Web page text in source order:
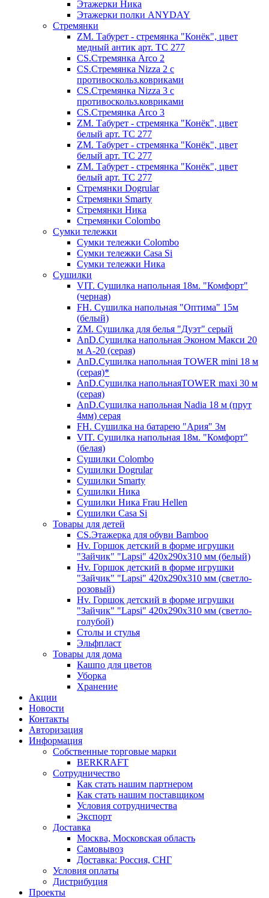
Этажерки Ника
Этажерки полки ANYDAY
Стремянки
ZM. Табурет - стремянка "Конёк", цвет
медный антик арт. ТС 277
CS.Стремянка Arco 2
CS.Стремянка Nizza 2 с
противоскольз.ковриками
CS.Стремянка Nizza 3 с
противоскольз.ковриками
CS.Стремянка Arco 3
ZM. Табурет - стремянка "Конёк", цвет
белый арт. ТС 277
ZM. Табурет - стремянка "Конёк", цвет
белый арт. ТС 277
ZM. Табурет - стремянка "Конёк", цвет
белый арт. ТС 277
Стремянки Dogrular
Стремянки Smarty
Стремянки Ника
Стремянки Сolombo
Сумки тележки
Сумки тележки Colombo
Сумки тележки Сasa Si
Сумки тележки Ника
Сушилки
VIT. Сушилка напольная 18м. "Комфорт"
(черная)
FH. Сушилка напольная "Оптима" 15м
(белый)
ZM. Сушилка для белья "Дуэт" серый
AnD.Сушилка напольная Эконом Макси 20
м А-20 (серая)
AnD.Сушилка напольная TOWER mini 18 м
(серая)*
AnD.Сушилка напольнаяTOWER maxi 30 м
(серая)
AnD.Сушилка напольная Nadia 18 м (прут
4мм) серая
FH. Сушилка на батарею "Ария" 3м
VIT. Сушилка напольная 18м. "Комфорт"
(белая)
Cушилки Colombo
Сушилки Dogrular
Сушилки Smarty
Сушилки Ника
Сушилки Ника Frau Hellen
Сушилки Сasa Si
Товары для детей
CS.Этажерка для обуви Bamboo
Hv. Горшок детский в форме игрушки
"Зайчик" "Lapsi" 420х290х310 мм (белый)
Hv. Горшок детский в форме игрушки
"Зайчик" "Lapsi" 420х290х310 мм (светло-
розовый)
Hv. Горшок детский в форме игрушки
"Зайчик" "Lapsi" 420х290х310 мм (светло-
голубой)
Столы и стулья
Эльфпласт
Товары для дома
Кашпо для цветов
Уборка
Хранение
Акции
Новости
Контакты
Авторизация
Информация
Собственные торговые марки
BERKRAFT
Сотрудничество
Как стать нашим партнером
Как стать нашим поставщиком
Условия сотрудничества
Экспорт
Доставка
Москва, Московская область
Самовывоз
Доставка: Россия, СНГ
Условия оплаты
Дистрибуция
Проекты